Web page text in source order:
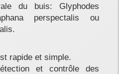
du buis: Glyphodes
perspectalis ou
rapide et simple.
et contrôle des